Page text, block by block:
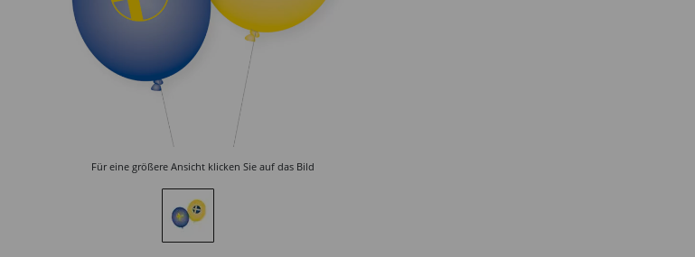
Für eine größere Ansicht klicken Sie auf das Bild